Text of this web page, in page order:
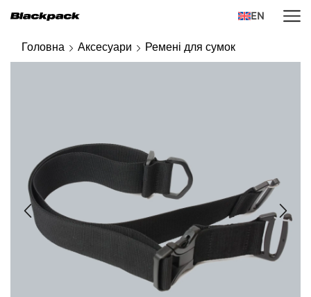
EN
Головна Аксесуари Ремені для сумок